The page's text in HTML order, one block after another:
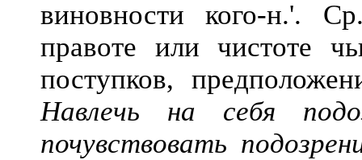
виновности кого-н.'.
правоте или чистоте
поступков,
Навлечь на себя
почувствовать